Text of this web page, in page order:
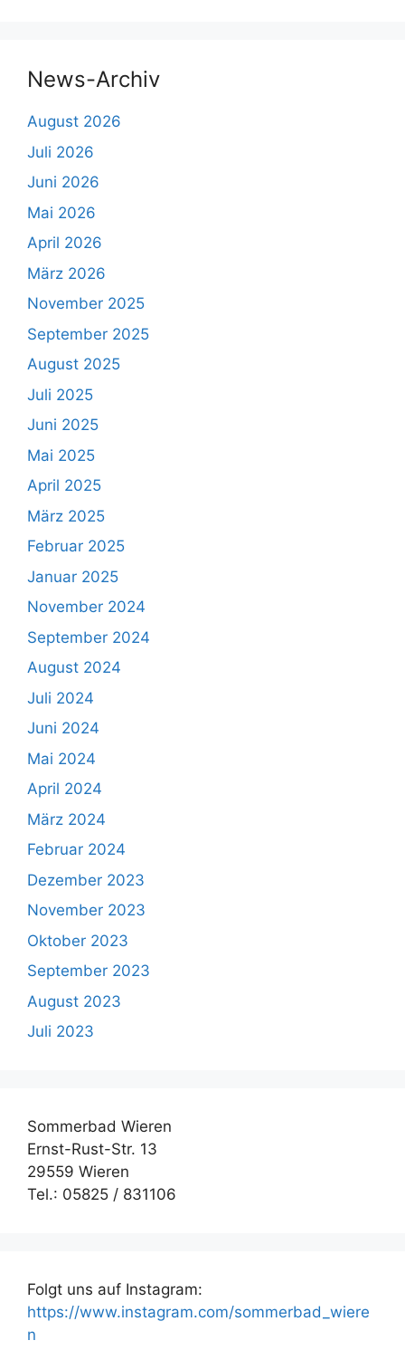
News-Archiv
August 2026
Juli 2026
Juni 2026
Mai 2026
April 2026
März 2026
November 2025
September 2025
August 2025
Juli 2025
Juni 2025
Mai 2025
April 2025
März 2025
Februar 2025
Januar 2025
November 2024
September 2024
August 2024
Juli 2024
Juni 2024
Mai 2024
April 2024
März 2024
Februar 2024
Dezember 2023
November 2023
Oktober 2023
September 2023
August 2023
Juli 2023
Sommerbad Wieren
Ernst-Rust-Str. 13
29559 Wieren
Tel.: 05825 / 831106
Folgt uns auf Instagram:
https://www.instagram.com/sommerbad_wiere
n